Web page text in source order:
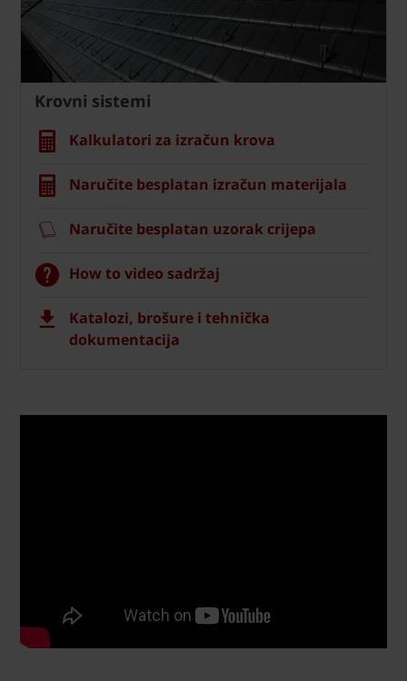
Krovni sistemi
Kalkulatori za izračun krova
Naručite besplatan izračun materijala
Naručite besplatan uzorak crijepa
How to video sadržaj
Katalozi, brošure i tehnička
dokumentacija